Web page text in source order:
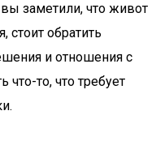
заметили, что живот
стоит обратить
и отношения с
то, что требует